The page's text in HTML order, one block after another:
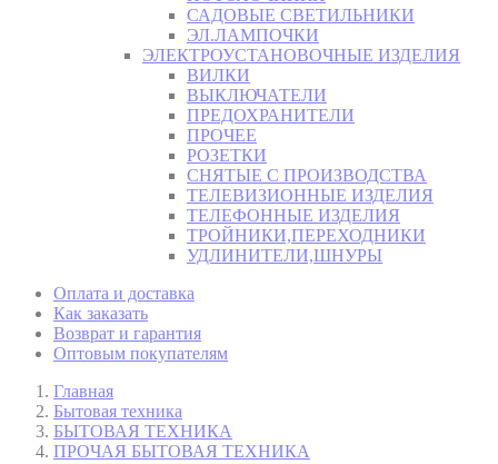
САДОВЫЕ СВЕТИЛЬНИКИ
ЭЛ.ЛАМПОЧКИ
ЭЛЕКТРОУСТАНОВОЧНЫЕ ИЗДЕЛИЯ
ВИЛКИ
ВЫКЛЮЧАТЕЛИ
ПРЕДОХРАНИТЕЛИ
ПРОЧЕЕ
РОЗЕТКИ
СНЯТЫЕ С ПРОИЗВОДСТВА
ТЕЛЕВИЗИОННЫЕ ИЗДЕЛИЯ
ТЕЛЕФОННЫЕ ИЗДЕЛИЯ
ТРОЙНИКИ,ПЕРЕХОДНИКИ
УДЛИНИТЕЛИ,ШНУРЫ
Оплата и доставка
Как заказать
Возврат и гарантия
Оптовым покупателям
Главная
Бытовая техника
БЫТОВАЯ ТЕХНИКА
ПРОЧАЯ БЫТОВАЯ ТЕХНИКА